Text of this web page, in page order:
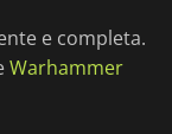
e completa.
Warhammer